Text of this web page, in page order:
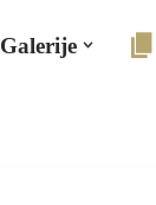
Galerije